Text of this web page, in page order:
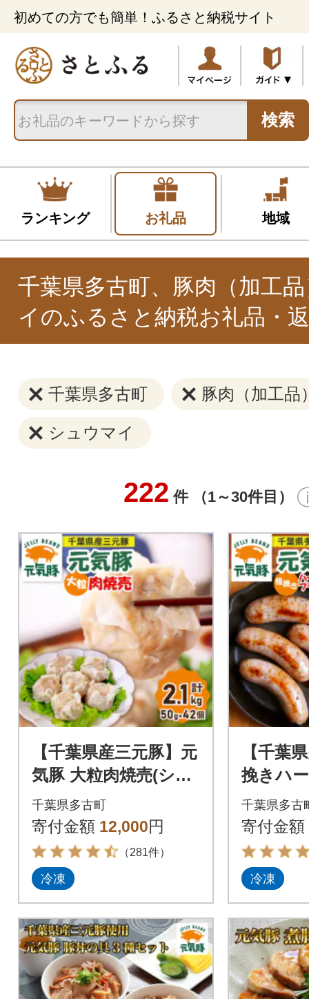
初めての方でも簡単！ふるさと納税サイト
検索
ランキング お礼品 地域
千葉県多古町、豚肉（加工
イのふるさと納税お礼品・
千葉県多古町 豚肉（加工品
シュウマイ
222 件 （1～30件目）
【千葉県産三元豚】元
気豚 大粒肉焼売(シュ
ーマイ)セット 2.1kg
(50g×42個)
千葉県多古町
寄付金額 12,000円
（281件）
冷凍
【千葉
挽きハ
フルト
本セッ
千葉県多古
寄付金額
冷凍